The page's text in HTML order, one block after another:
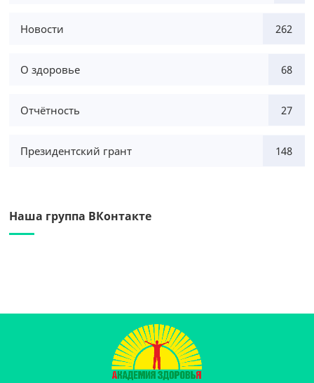
Новости 262
О здоровье 68
Отчётность 27
Президентский грант 148
Наша группа ВКонтакте